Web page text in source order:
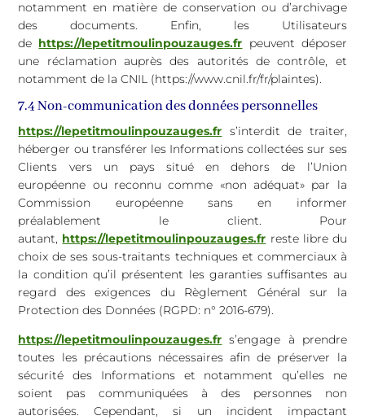
notamment en matière de conservation ou d’archivage
des documents. Enfin, les Utilisateurs
de https://lepetitmoulinpouzauges.fr peuvent déposer
une réclamation auprès des autorités de contrôle, et
notamment de la CNIL (https://www.cnil.fr/fr/plaintes).
7.4 Non-communication des données personnelles
https://lepetitmoulinpouzauges.fr s’interdit de traiter,
héberger ou transférer les Informations collectées sur ses
Clients vers un pays situé en dehors de l’Union
européenne ou reconnu comme «non adéquat» par la
Commission européenne sans en informer
préalablement le client. Pour
autant, https://lepetitmoulinpouzauges.fr reste libre du
choix de ses sous-traitants techniques et commerciaux à
la condition qu’il présentent les garanties suffisantes au
regard des exigences du Règlement Général sur la
Protection des Données (RGPD: n° 2016-679).
https://lepetitmoulinpouzauges.fr s’engage à prendre
toutes les précautions nécessaires afin de préserver la
sécurité des Informations et notamment qu’elles ne
soient pas communiquées à des personnes non
autorisées. Cependant, si un incident impactant